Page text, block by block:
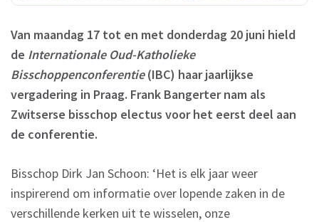
Van maandag 17 tot en met donderdag 20 juni hield
de Internationale Oud-Katholieke
Bisschoppenconferentie(IBC) haar jaarlijkse
vergadering in Praag. Frank Bangerter nam als
Zwitserse bisschop electus voor het eerst deel aan
de conferentie.
Bisschop Dirk Jan Schoon: ‘Het is elk jaar weer
inspirerend om informatie over lopende zaken in de
verschillende kerken uit te wisselen, onze